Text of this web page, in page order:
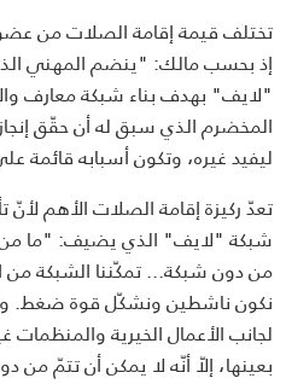
تختلف قيمة إقامة الصلات من
"لايف" بهدف بناء شبكة معارف
المخضرم الذي سبق له أن حقّق
ليفيد غيره، وتكون أسبابه قائمة
تعدّ ركيزة إقامة الصلات الأهم
شبكة "لايف" الذي يضيف: "ما من
من دون شبكة... تمكّننا الشبكة من
نكون ناشطين ونشكّل قوة ضغط.
لجانب الأعمال الخيرية
بعينها، إلاّ أنّه لا يمكن أن تتمّ من